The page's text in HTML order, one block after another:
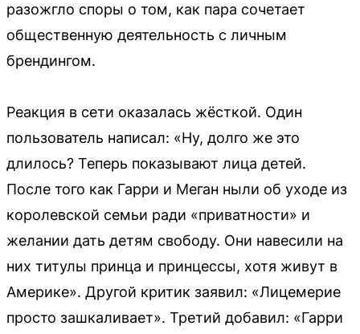
разожгло споры о том, как пара сочетает
общественную деятельность с личным
брендингом.
Реакция в сети оказалась жёсткой. Один
пользователь написал: «Ну, долго же это
длилось? Теперь показывают лица детей.
После того как Гарри и Меган ныли об уходе из
королевской семьи ради «приватности» и
желании дать детям свободу. Они навесили на
них титулы принца и принцессы, хотя живут в
Америке». Другой критик заявил: «Лицемерие
просто зашкаливает». Третий добавил: «Гарри